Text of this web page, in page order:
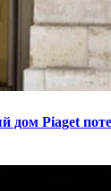
дом Piaget